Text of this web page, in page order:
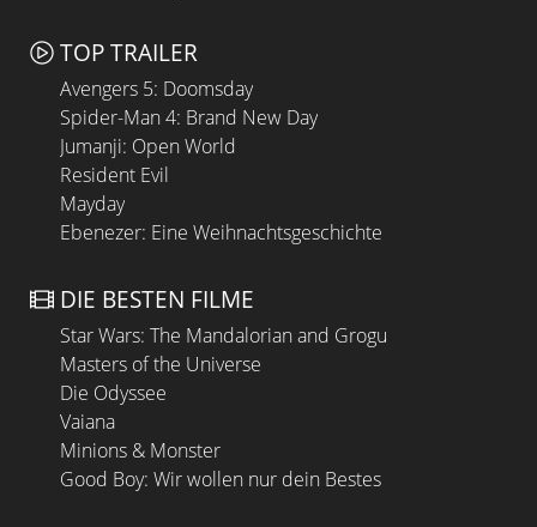
TOP TRAILER
Avengers 5: Doomsday
Spider-Man 4: Brand New Day
Jumanji: Open World
Resident Evil
Mayday
Ebenezer: Eine Weihnachtsgeschichte
DIE BESTEN FILME
Star Wars: The Mandalorian and Grogu
Masters of the Universe
Die Odyssee
Vaiana
Minions & Monster
Good Boy: Wir wollen nur dein Bestes